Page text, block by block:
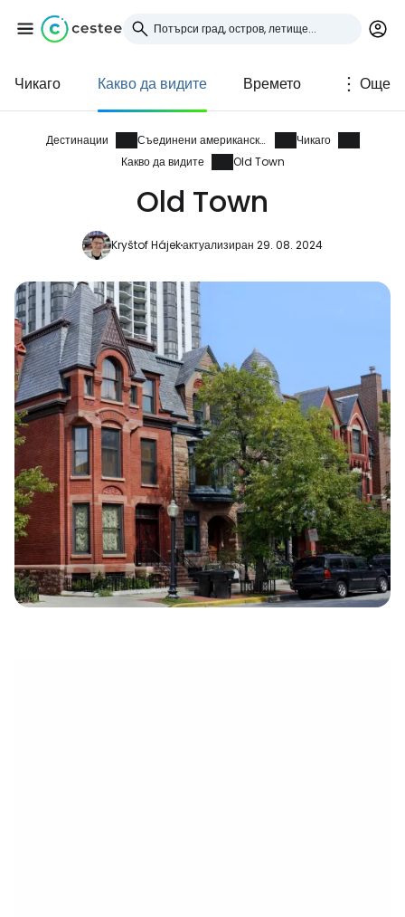
Чикаго Какво да видите Времето Още
Дестинации Съединени американски щати
Чикаго
Какво да видите
Old Town
Old Town
Kryštof Hájekактуализиран 29. 08. 2024
Влезте в Cestee
... световната общност на туристите
Продължете с Google
Продължете с имейл